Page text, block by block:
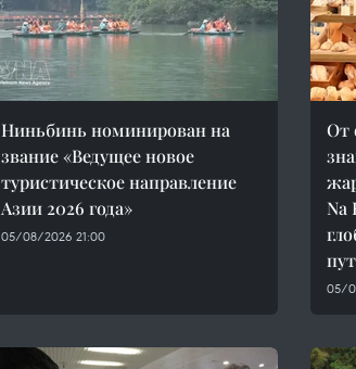
Ниньбинь номинирован на
звание «Ведущее новое
туристическое направление
Азии 2026 года»
05/08/2026 21:00
От
Na
05/